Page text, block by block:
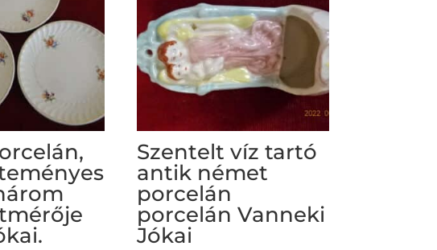
Szentelt víz tartó
antik német
porcelán
porcelán Vanneki
Jókai